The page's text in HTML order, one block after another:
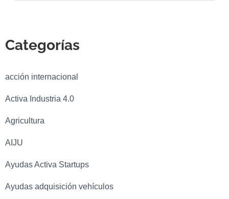
Categorías
acción internacional
Activa Industria 4.0
Agricultura
AIJU
Ayudas Activa Startups
Ayudas adquisición vehículos